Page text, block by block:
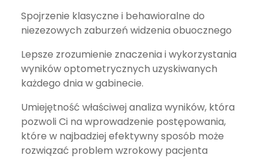
Spojrzenie klasyczne i behawioralne do
niezezowych zaburzeń widzenia obuocznego
Lepsze zrozumienie znaczenia i wykorzystania
wyników optometrycznych uzyskiwanych
każdego dnia w gabinecie.
Umiejętność właściwej analiza wyników, która
pozwoli Ci na wprowadzenie postępowania,
które w najbadziej efektywny sposób może
rozwiązać problem wzrokowy pacjenta